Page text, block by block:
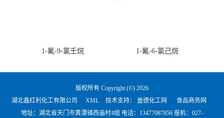
1-氟-9-氯壬烷 1-氟-6-氯己烷
版权所有 Copyright (©) 2026
湖北鑫红利化工有限公司
XML 技术支持： 盖德化工网
食品商务网
地址：湖北省天门市黄潭镇西庙村4组 电话： 13477087856 座机：027-